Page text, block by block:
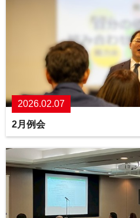
2026.02.07
2月例会